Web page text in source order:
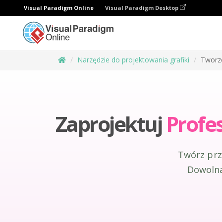
Visual Paradigm Online Visual Paradigm Desktop
Narzędzie do projektowania grafiki
Zaprojektuj
Twórz